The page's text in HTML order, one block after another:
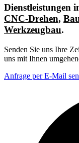
Dienstleistungen
CNC-Drehen,
Werkzeugbau.
Senden Sie uns Ihre
uns mit Ihnen
Anfrage per E-Mail